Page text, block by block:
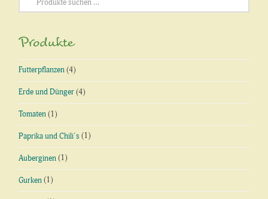
nach:
Produkte
Futterpflanzen (4)
Erde und Dünger (4)
Tomaten (1)
Paprika und Chili´s (1)
Auberginen (1)
Gurken (1)